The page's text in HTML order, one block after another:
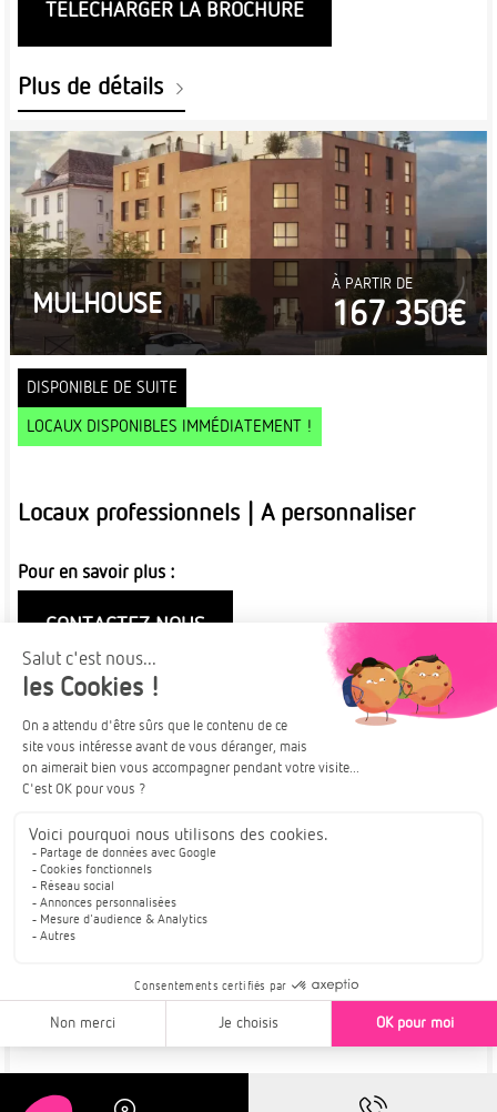
TÉLÉCHARGER LA BROCHURE
Plus de détails
MULHOUSE
À PARTIR DE
167 350€
DISPONIBLE DE SUITE
LOCAUX DISPONIBLES IMMÉDIATEMENT !
Locaux professionnels | A personnaliser
Pour en savoir plus :
CONTACTEZ NOUS Plus de détails
KEMBS
TRAVAUX EN COURS
Résidence H2O | Cadre de vie idéal